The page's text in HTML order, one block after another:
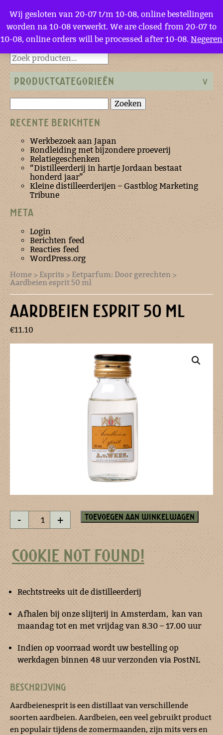
Terug naar de homepage
PRODUCTCATEGORIEËN
Zoeken
naar:
RECENTE BERICHTEN
Werkbezoek aan Japan
Rondleiding met bijzondere proeverij
Relatiegeschenken
“Distilleerderij in hartje Jordaan bestaat
honderd jaar”
Kleine distilleerderijen – Gastblog Marketing
Tribune
META
Login
Berichten feed
Reacties feed
WordPress.org
Home > Esprits > Eetparfum: Door gerechten >
Aardbeien esprit 50 ml
AARDBEIEN ESPRIT 50 ML
€11.10
-
Aardbeien
esprit
aantal
+ Toevoegen aan winkelwagen
COOKIE NOT FOUND!
Rechtstreeks uit de distilleerderij
Afhalen bij onze slijterij in Amsterdam, kan van
maandag tot en met vrijdag van 8.30 – 17.00 uur
Indien op voorraad wordt uw bestelling op
werkdagen binnen 48 uur verzonden via PostNL
BESCHRIJVING
Aardbeienesprit is een distillaat van verschillende
soorten aardbeien. Aardbeien, een veel gebruikt product
en populair tijdens de zomermaanden, zijn mits vers en
Wij gesloten van 20-07 t/m 10-08, online bestellingen
worden na 10-08 verwerkt. We are closed from 20-07 to
10-08, online orders will be processed after 10-08. Negeren